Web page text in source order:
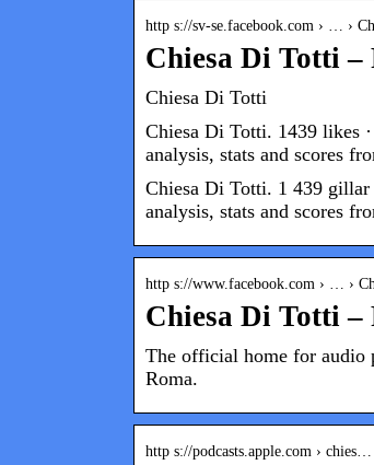
http s://sv-se.facebook.com › … ›
Chiesa Di Totti –
Chiesa Di Totti
Chiesa Di Totti. 1439 likes
analysis, stats and scores
Chiesa Di Totti. 1 439 gillar
analysis, stats and scores
http s://www.facebook.com › … ›
Chiesa Di Totti –
The official home for audio
Roma.
http s://podcasts.apple.com › chies…